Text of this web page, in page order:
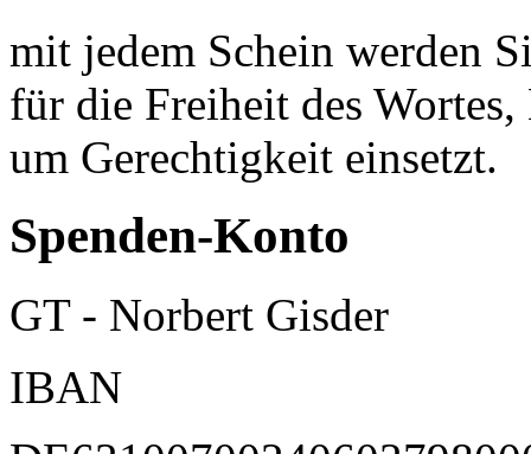
mit jedem Schein werden
für die Freiheit des
um Gerechtigkeit einsetzt.
Spenden-Konto
GT - Norbert Gisder
IBAN